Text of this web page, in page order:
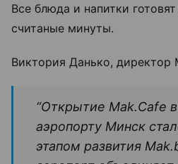
Все блюда и напитки
считаные минуты.
Виктория Данько, директор
“Открытие Mak.Cafe
аэропорту Минск
этапом развития